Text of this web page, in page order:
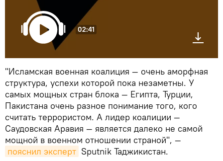
02:41
"Исламская военная коалиция — очень аморфная
структура, успехи которой пока незаметны. У
самых мощных стран блока — Египта, Турции,
Пакистана очень разное понимание того, кого
считать террористом. А лидер коалиции —
Саудовская Аравия — является далеко не самой
мощной в военном отношении страной", —
пояснил эксперт Sputnik Таджикистан.